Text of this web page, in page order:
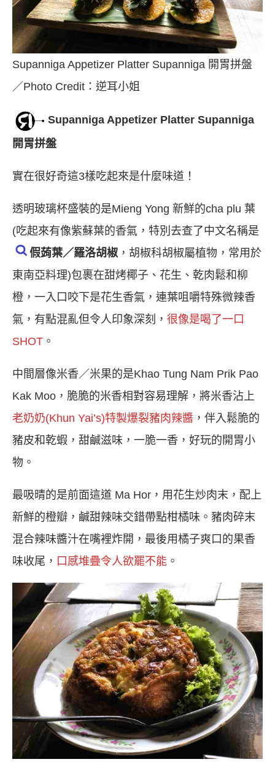
Supanniga Appetizer Platter Supanniga 開胃拼盤
／Photo Credit：逆耳小姐
Supanniga Appetizer Platter Supanniga
開胃拼盤
實在很好奇這3樣吃起來是什麼味道！
透明玻璃杯盛裝的是Mieng Yong 新鮮的cha plu 葉
(吃起來有像紫蘇葉的香氣，特別去查了中文名稱是
假蒟葉／羅洛胡椒 ，胡椒科胡椒屬植物，常用於
東南亞料理)包裹在甜烤椰子、花生、乾肉鬆和柳
橙，一入口咬下是花生香氣，連葉咀嚼特殊微辣香
氣，有點混亂但令人印象深刻， 很像是喝了一口
SHOT 。
中間層像米香／米果的是Khao Tung Nam Prik Pao
Kak Moo，脆脆的米香相對容易理解，將米香沾上
老奶奶(Khun Yai’s)特製爆裂豬肉辣醬 ，伴入鬆脆的
豬皮和乾蝦，甜鹹滋味，一脆一香，好玩的開胃小
物。
最吸晴的是前面這道 Ma Hor，用花生炒肉末，配上
新鮮的橙瓣，鹹甜辣味交錯帶點柑橘味。豬肉碎末
混合辣味醬汁在嘴裡炸開，最後用橘子爽口的果香
味收尾， 口感堆疊令人欲罷不能 。